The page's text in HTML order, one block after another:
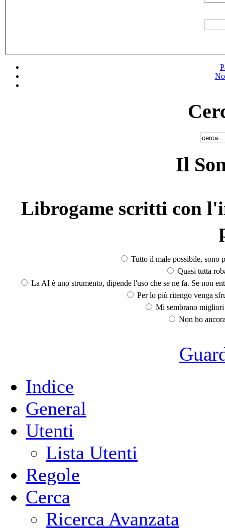
Il
Librogame scritti con
Tutto il male possibile, sono
Quasi tutta
La AI è uno strumento, dipende l'uso che se ne fa. Se non
Per lo più ritengo venga
Mi sembrano
Non ho
Indice
General
Utenti
Lista Utenti
Regole
Cerca
Ricerca Avanzata